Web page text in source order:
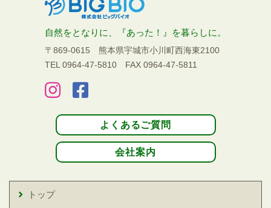
自然をとなりに、『あった！』を暮らしに。
〒869-0615 熊本県宇城市小川町西海東2100
TEL 0964-47-5810
FAX 0964-47-5811
よくあるご質問
会社案内
トップ